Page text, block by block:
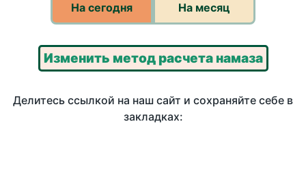
На сегодня На месяц
Изменить метод расчета намаза
Делитесь ссылкой на наш сайт и сохраняйте себе в
закладках: